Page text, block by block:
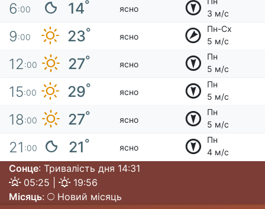
6:00 14° ясно
3 м/с
9:00 23° ясно
Пн-Сх
5 м/с
12:00 27° ясно
Пн
5 м/с
15:00 29° ясно
Пн
5 м/с
18:00 27° ясно
Пн
5 м/с
21 :00 21° ясно
Пн
4 м/с
Сонце: Тривалість дня 14:31
05:25 |
19:56
Місяць: Новий місяць